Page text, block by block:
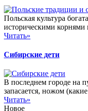
Польская культура
историческими
Читать»
Сибирские дети
В последнем городе на
запасается, ножом
Читать»
Новое